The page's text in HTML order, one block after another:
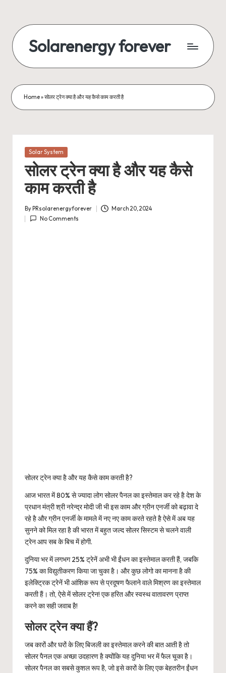
content
Solarenergy forever
बिजली
Home»सोलर ट्रेन क्या है और यह कैसे काम करती है
Posted
Solar System
सोलर ट्रेन क्या है और यह कैसे
काम करती है
Posted
by
By PRsolarenergyforever
March 20, 2024
No Comments
सोलर ट्रेन क्या है और यह कैसे काम करती है?
आज भारत में 80% से ज्यादा लोग सोलर पैनल का इस्तेमाल कर रहे है देश के
प्रधान मंत्री श्री नरेन्द्र मोदी जी भी इस काम और ग्रीन एनर्जी को बढ़ावा दे
रहे है और ग्रीन एनर्जी के मामले में नए नए काम करते रहते है ऐसे में अब यह
सुनने को मिल रहा है की भारत में बहुत जल्द सोलर सिस्टम से चलने वाली
ट्रेन आप सब के बिच में होगी.
दुनिया भर में लगभग 25% ट्रेनें अभी भी ईंधन का इस्तेमाल करती हैं, जबकि
75% का विद्युतीकरण किया जा चुका है। और कुछ लोगो का मानना है की
इलेक्ट्रिक ट्रेनें भी आंशिक रूप से प्रदूषण फैलाने वाले मिश्रण का इस्तेमाल
करती हैं। तो, ऐसे में सोलर ट्रेन! एक हरित और स्वस्थ वातावरण प्राप्त
करने का सही जवाब है!
सोलर ट्रेन क्या हैं?
जब कारों और घरों के लिए बिजली का इस्तेमाल करने की बात आती है तो
सोलर पैनल एक अच्छा उदहारण है क्योंकि यह दुनिया भर में फैल चूका है।
सोलर पैनल का सबसे कुशल रूप है, जो इसे कारों के लिए एक बेहतरीन ईंधन